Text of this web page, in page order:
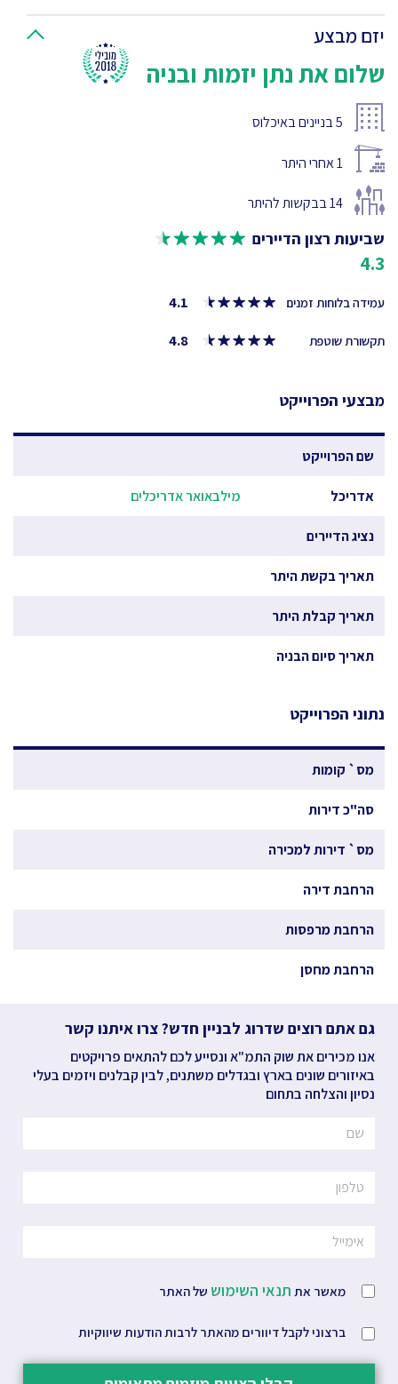
יזם מבצע
שלום את נתן יזמות ובניה
5בניינים באיכלוס
1אחרי היתר
14בבקשות להיתר
שביעות רצון הדיירים
4.3
עמידה בלוחות זמנים 4.1
תקשורת שוטפת 4.8
מבצעי הפרוייקט
שם הפרוייקט
אדריכל מילבאואר אדריכלים
נציג הדיירים
תאריך בקשת היתר
תאריך קבלת היתר
תאריך סיום הבניה
נתוני הפרוייקט
מס` קומות
סה"כ דירות
מס` דירות למכירה
הרחבת דירה
הרחבת מרפסות
הרחבת מחסן
גם אתם רוצים שדרוג לבניין חדש? צרו איתנו קשר
אנו מכירים את שוק התמ"א ונסייע לכם להתאים פרויקטים
באיזורים שונים בארץ ובגדלים משתנים, לבין קבלנים ויזמים בעלי
נסיון והצלחה בתחום
מאשר את תנאי השימוש של האתר
ברצוני לקבל דיוורים מהאתר לרבות הודעות שיווקיות